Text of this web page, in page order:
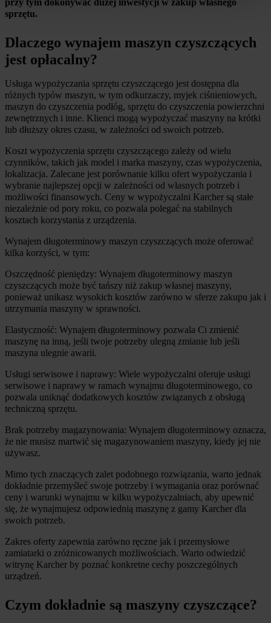
przy tym dokonywać dużej inwestycji w zakup własnego
sprzętu.
Dlaczego wynajem maszyn czyszczących
jest opłacalny?
Usługa wypożyczania sprzętu czyszczącego jest dostępna dla
różnych typów maszyn, w tym odkurzaczy, myjek ciśnieniowych,
maszyn do czyszczenia podłóg, sprzętu do czyszczenia powierzchni
zewnętrznych i inne. Klienci mogą wypożyczać maszyny na krótki
lub dłuższy okres czasu, w zależności od swoich potrzeb.
Koszt wypożyczenia sprzętu czyszczącego zależy od wielu
czynników, takich jak model i marka maszyny, czas wypożyczenia,
lokalizacja. Zalecane jest porównanie kilku ofert wypożyczania i
wybranie najlepszej opcji w zależności od własnych potrzeb i
możliwości finansowych. Ceny w wypożyczalni Karcher są stałe
niezależnie od pory roku, co pozwala polegać na stabilnych
kosztach korzystania z urządzenia.
Wynajem długoterminowy maszyn czyszczących może oferować
kilka korzyści, w tym:
Oszczędność pieniędzy: Wynajem długoterminowy maszyn
czyszczących może być tańszy niż zakup własnej maszyny,
ponieważ unikasz wysokich kosztów zarówno w sferze zakupu jak i
utrzymania maszyny w sprawności.
Elastyczność: Wynajem długoterminowy pozwala Ci zmienić
maszynę na inną, jeśli twoje potrzeby ulegną zmianie lub jeśli
maszyna ulegnie awarii.
Usługi serwisowe i naprawy: Wiele wypożyczalni oferuje usługi
serwisowe i naprawy w ramach wynajmu długoterminowego, co
pozwala uniknąć dodatkowych kosztów związanych z obsługą
techniczną sprzętu.
Brak potrzeby magazynowania: Wynajem długoterminowy oznacza,
że nie musisz martwić się magazynowaniem maszyny, kiedy jej nie
używasz.
Mimo tych znaczących zalet podobnego rozwiązania, warto jednak
dokładnie przemyśleć swoje potrzeby i wymagania oraz porównać
ceny i warunki wynajmu w kilku wypożyczalniach, aby upewnić
się, że wynajmujesz odpowiednią maszynę z gamy Karcher dla
swoich potrzeb.
Zakres oferty zapewnia zarówno ręczne jak i przemysłowe
zamiatarki o zróżnicowanych możliwościach. Warto odwiedzić
witrynę Karcher by poznać konkretne cechy poszczególnych
urządzeń.
Czym dokładnie są maszyny czyszczące?